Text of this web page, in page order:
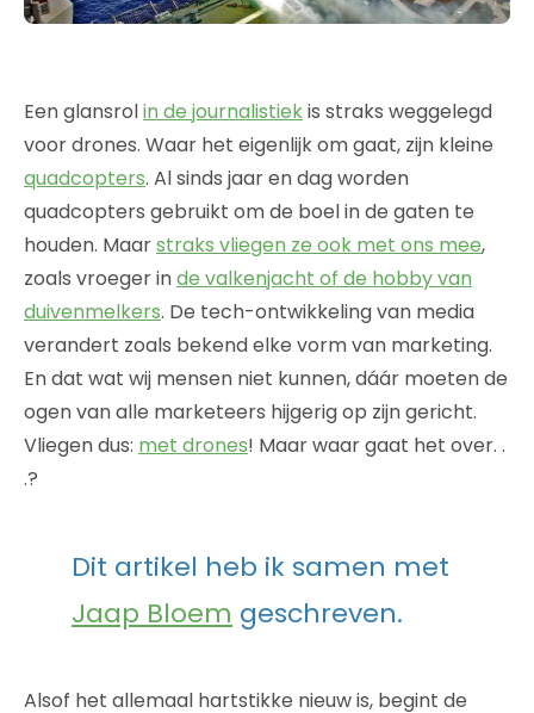
Een glansrolin de journalistiekis straks weggelegd
voor drones. Waar het eigenlijk om gaat, zijn kleine
quadcopters. Al sinds jaar en dag worden
quadcopters gebruikt om de boel in de gaten te
houden. Maarstraks vliegen ze ook met ons mee,
zoals vroeger inde valkenjacht of de hobby van
duivenmelkers. De tech-ontwikkeling van media
verandert zoals bekend elke vorm van marketing.
En dat wat wij mensen niet kunnen, dáár moeten de
ogen van alle marketeers hijgerig op zijn gericht.
Vliegen dus: met drones! Maar waar gaat het over. .
.?
Dit artikel heb ik samen met
Jaap Bloem geschreven.
Alsof het allemaal hartstikke nieuw is, begint de